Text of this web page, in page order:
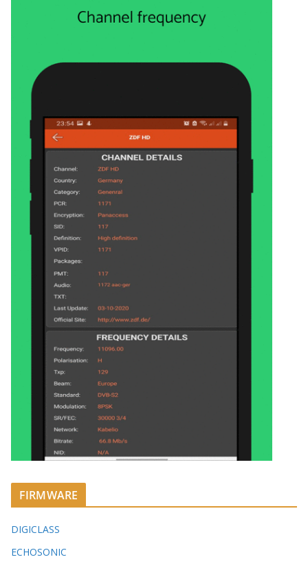
FIRMWARE
DIGICLASS
ECHOSONIC